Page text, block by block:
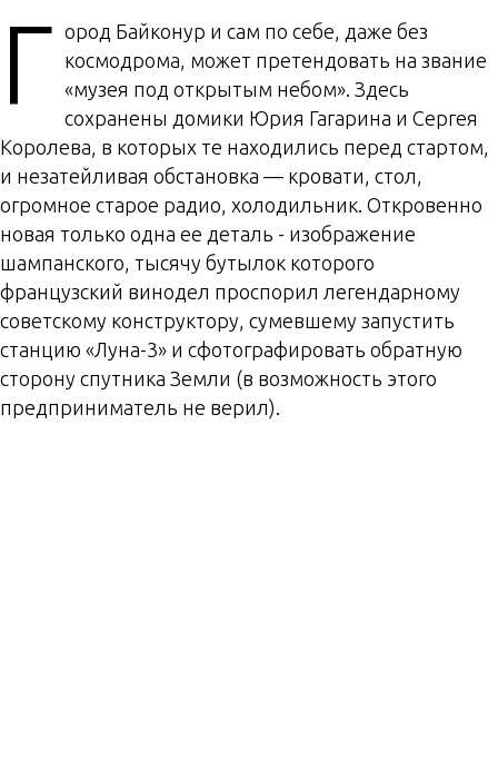
Г ород Байконур и сам по себе, даже без
космодрома, может претендовать на звание
«музея под открытым небом». Здесь
сохранены домики Юрия Гагарина и Сергея
Королева, в которых те находились перед стартом,
и незатейливая обстановка — кровати, стол,
огромное старое радио, холодильник. Откровенно
новая только одна ее деталь - изображение
шампанского, тысячу бутылок которого
французский винодел проспорил легендарному
советскому конструктору, сумевшему запустить
станцию «Луна-3» и сфотографировать обратную
сторону спутника Земли (в возможность этого
предприниматель не верил).